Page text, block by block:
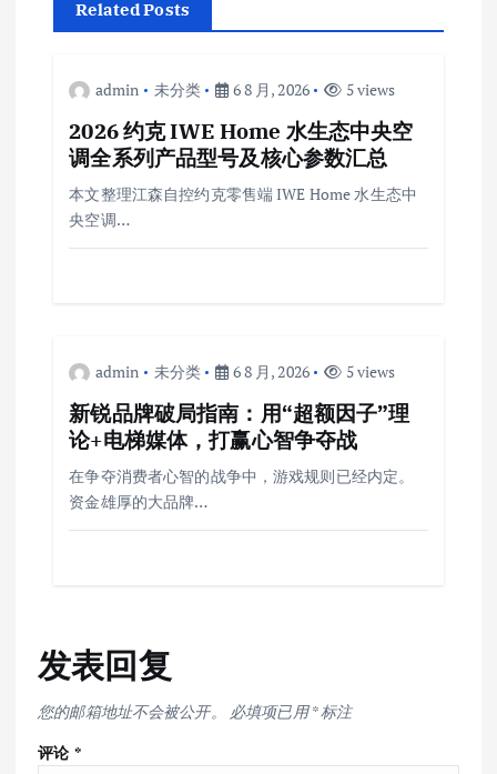
Related Posts
admin 未分类 6 8 月, 2026 5 views
2026 约克 IWE Home 水生态中央空
调全系列产品型号及核心参数汇总
本文整理江森自控约克零售端 IWE Home 水生态中
央空调…
admin 未分类 6 8 月, 2026 5 views
新锐品牌破局指南：用“超额因子”理
论+电梯媒体，打赢心智争夺战
在争夺消费者心智的战争中，游戏规则已经内定。
资金雄厚的大品牌…
发表回复
您的邮箱地址不会被公开。 必填项已用*标注
评论 *